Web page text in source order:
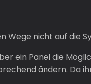
Wege nicht auf die
ein Panel die
ändern. Da